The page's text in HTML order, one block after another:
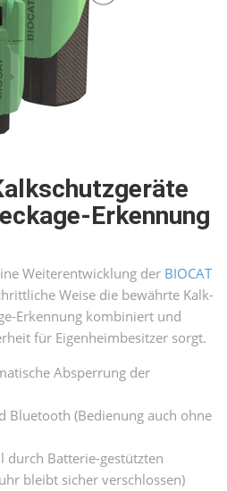
Erkennung
Weiter­entwick­lung der BIOCAT
Weise die bewährte Kalk­
Erkennung kombiniert und
für Eigen­heim­besitzer sorgt.
Absperrung der
Bluetooth (Bedienung auch ohne
durch Batterie-gestützten
bleibt sicher verschlossen)